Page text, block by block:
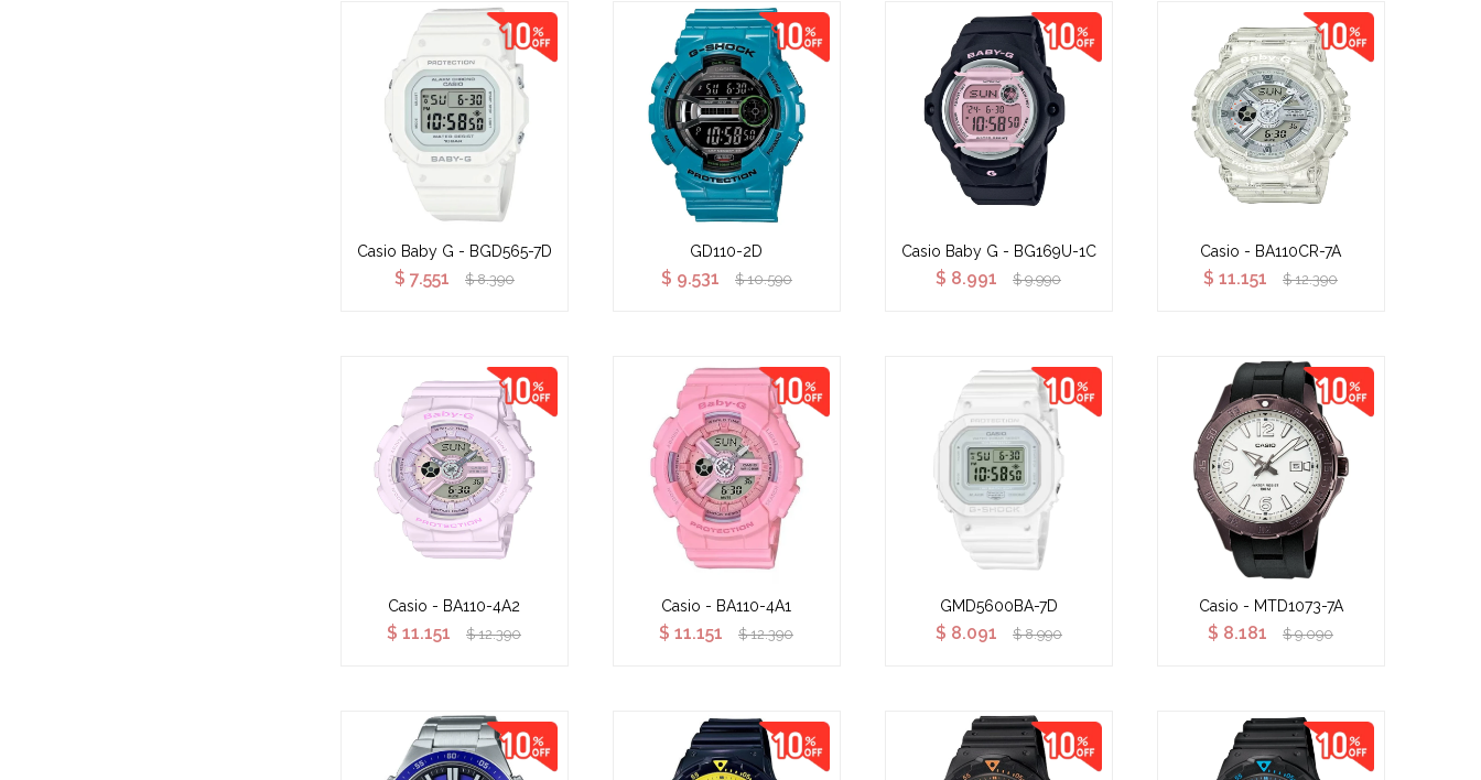
Casio Baby G - BGD565-7D
$ 7.551 $ 8.390
GD110-2D
$ 9.531 $ 10.590
Casio Baby G - BG169U-1C
$ 8.991 $ 9.990
Casio - BA110CR-7A
$ 11.151 $ 12.390
Casio - BA110-4A2
$ 11.151 $ 12.390
Casio - BA110-4A1
$ 11.151 $ 12.390
GMD5600BA-7D
$ 8.091 $ 8.990
Casio - MTD1073-7A
$ 8.181 $ 9.090